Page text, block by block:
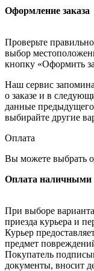
Оформление заказа
Проверьте
выбор
кнопку «Оформить
Наш сервис
о заказе и в
данные предыдущего
выбирайте другие
Оплата
Вы можете выбрать
Оплата наличными
При выборе
приезда курьера и
Курьер
предмет
Покупатель
документы, вносит